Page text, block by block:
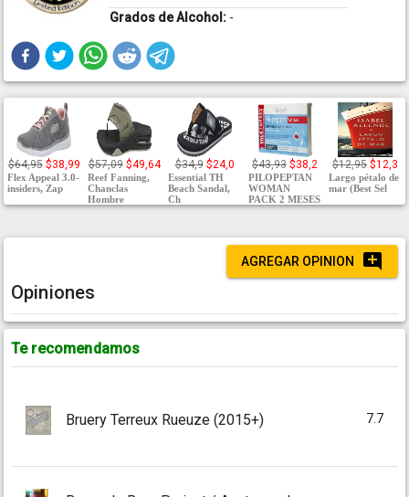
Grados de Alcohol: -
$64,95 $38,99
Flex Appeal 3.0-
insiders, Zap
$57,09 $49,64
Reef Fanning,
Chanclas
Hombre
$34,9 $24,0
Essential TH
Beach Sandal,
Ch
$43,93 $38,2
PILOPEPTAN
WOMAN
PACK 2 MESES
$12,95 $12,3
Largo pétalo de
mar (Best Sel
AGREGAR OPINION
Opiniones
Te recomendamos
Bruery Terreux Rueuze (2015+) 7.7